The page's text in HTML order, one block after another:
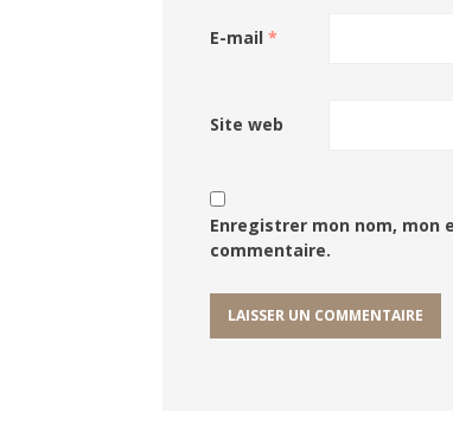
E-mail *
Site web
Enregistrer mon nom, mon
commentaire.